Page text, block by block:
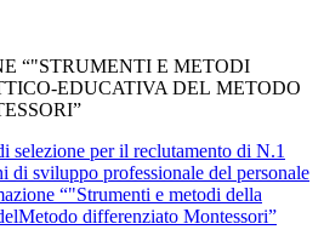
“"STRUMENTI E METODI
EDUCATIVA DEL METODO
per il reclutamento di N.1
sviluppo professionale del personale
“"Strumenti e metodi della
Metodo differenziato Montessori”